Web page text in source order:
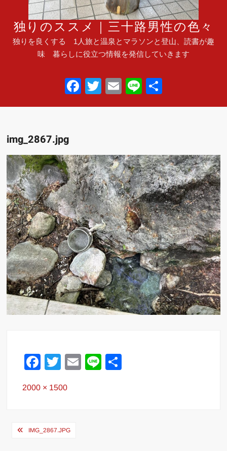
独りのススメ｜三十路男性の色々
独りを良くする 1人旅と温泉とマラソンと登山、読書が趣
味 暮らしに役立つ情報を発信していきます
F
a
b
o
o
k
T
wi
E
m
Li
n 有
img_2867.jpg
F
c
b
T
tt
E
Li
Full
2000 × 1500
投 IMG_2867.JPG